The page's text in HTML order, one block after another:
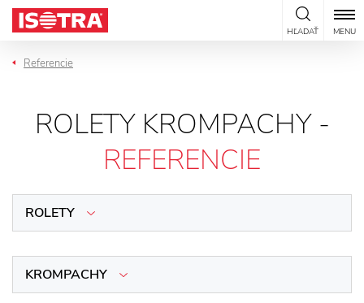
Preskočiť na obsah
HĽADAŤ MENU
Referencie
ROLETY KROMPACHY -
REFERENCIE
ROLETY
KROMPACHY